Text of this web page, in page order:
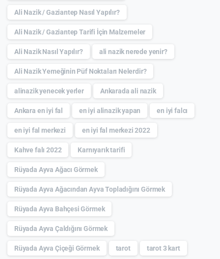
Ali Nazik / Gaziantep Nasıl Yapılır?
Ali Nazik / Gaziantep Tarifi İçin Malzemeler
Ali Nazik Nasıl Yapılır? ali nazik nerede yenir?
Ali Nazik Yemeğinin Püf Noktaları Nelerdir?
alinazik yenecek yerler Ankarada ali nazik
Ankara en iyi fal en iyi alinazik yapan en iyi falcı
en iyi fal merkezi en iyi fal merkezi 2022
Kahve falı 2022 Karnıyarık tarifi
Rüyada Ayva Ağacı Görmek
Rüyada Ayva Ağacından Ayva Topladığını Görmek
Rüyada Ayva Bahçesi Görmek
Rüyada Ayva Çaldığını Görmek
Rüyada Ayva Çiçeği Görmek tarot tarot 3 kart